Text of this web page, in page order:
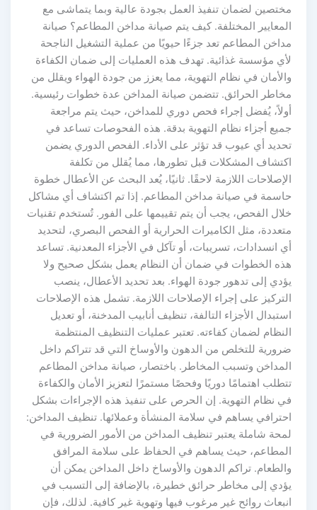
لضمان تنفيذ العمل بجودة عالية وبما يتماشى مع
المختلفة. كيف يتم صيانة مداخن المطاعم؟ صيانة
المطاعم تعد جزءًا حيويًا من عملية التشغيل الناجحة
مؤسسة غذائية. تهدف هذه العمليات إلى ضمان الكفاءة
في نظام التهوية، مما يعزز من جودة الهواء ويقلل من
الحرائق. تتضمن صيانة المداخن عدة خطوات رئيسية.
يُفضل إجراء فحص دوري للمداخن، حيث يتم مراجعة
أجزاء نظام التهوية بدقة. هذه الفحوصات تساعد في
أي عيوب قد تؤثر على الأداء. الفحص الدوري يضمن
المشكلات قبل تطورها، مما يُقلل من تكلفة
اللازمة لاحقًا. ثانيًا، يُعد البحث عن الأعطال خطوة
في صيانة مداخن المطاعم. إذا تم اكتشاف أي مشاكل
الفحص، يجب أن يتم تقييمها على الفور. تُستخدم تقنيات
مثل الكاميرات الحرارية أو الفحص البصري، لتحديد
انسدادات، تسريبات، أو تآكل في الأجزاء المعدنية. تساعد
الخطوات في ضمان أن النظام يعمل بشكل صحيح ولا
إلى تدهور جودة الهواء. بعد تحديد الأعطال، ينصب
على إجراء الإصلاحات اللازمة. تشمل هذه الإصلاحات
الأجزاء التالفة، تنظيف أنابيب المدخنة، أو تعديل
لضمان كفاءته. تعتبر عمليات التنظيف المنتظمة
للتخلص من الدهون والأوساخ التي قد تتراكم داخل
وتسبب المخاطر. باختصار، صيانة مداخن المطاعم
اهتمامًا دوريًا وفحصًا مستمرًا لتعزيز الأمان والكفاءة
نظام التهوية. إن الحرص على تنفيذ هذه الإجراءات بشكل
يساهم في سلامة المنشأة وعملائها. تنظيف المداخن:
شاملة يعتبر تنظيف المداخن من الأمور الضرورية في
حيث يساهم في الحفاظ على سلامة المرافق
تراكم الدهون والأوساخ داخل المداخن يمكن أن
إلى مخاطر حرائق خطيرة، بالإضافة إلى التسبب في
روائح غير مرغوب فيها وتهوية غير كافية. لذلك، فإن